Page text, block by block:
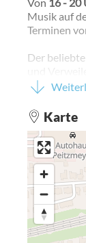
Musik auf
Terminen
Der
Stände für
Gebäck
An jedem
Die
21.
11. Juni
09.
13.
10.
Karte